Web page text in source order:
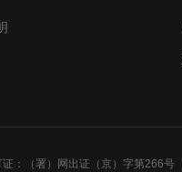
证：（署）网出证（京）字第266号